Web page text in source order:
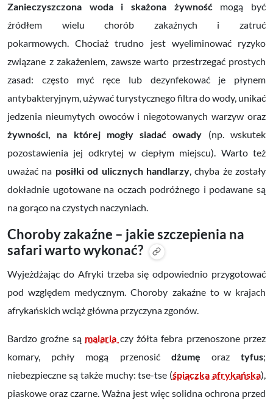
Zanieczyszczona woda i skażona żywnośćmogą być
źródłem wielu chorób zakaźnych i zatruć
pokarmowych.Chociaż trudno jest wyeliminować ryzyko
związane z zakażeniem, zawsze warto przestrzegać prostych
zasad: często myć ręce lub dezynfekować je płynem
antybakteryjnym, używać turystycznego filtra do wody, unikać
jedzenia nieumytych owoców i niegotowanych warzyw oraz
żywności, na której mogły siadać owady (np. wskutek
pozostawienia jej odkrytej w ciepłym miejscu). Warto też
uważać na posiłki od ulicznych handlarzy, chyba że zostały
dokładnie ugotowane na oczach podróżnego i podawane są
na gorąco na czystych naczyniach.
Choroby zakaźne – jakie szczepienia na
safari warto wykonać?
Wyjeżdżając do Afryki trzeba się odpowiednio przygotować
pod względem medycznym. Choroby zakaźne to w krajach
afrykańskich wciąż główna przyczyna zgonów.
Bardzo groźne są malaria czy żółta febra przenoszone przez
komary, pchły mogą przenosić dżumę oraztyfus;
niebezpieczne są także muchy: tse-tse (śpiączka afrykańska),
piaskowe oraz czarne. Ważna jest więc solidna ochrona przed